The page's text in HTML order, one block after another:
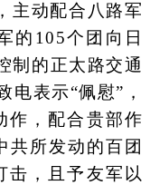
主动配合八路军
的105个团向日
制的正太路交通
电表示“佩慰”，
作，配合贵部作
共所发动的百团
击，且予友军以